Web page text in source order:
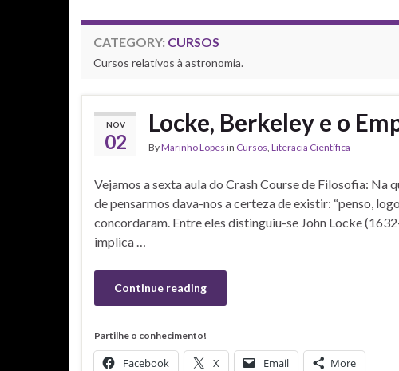
CATEGORY: CURSOS
Cursos relativos à astronomia.
NOV
02
Locke, Berkeley e o
ByMarinho Lopes in Cursos, Literacia Científica
Vejamos a sexta aula do Crash Course de Filosofia: Na
de pensarmos dava-nos a certeza de existir: “penso,
concordaram. Entre eles distinguiu-se John Locke
implica …
Continue reading
Partilhe o conhecimento!
Facebook X Email More